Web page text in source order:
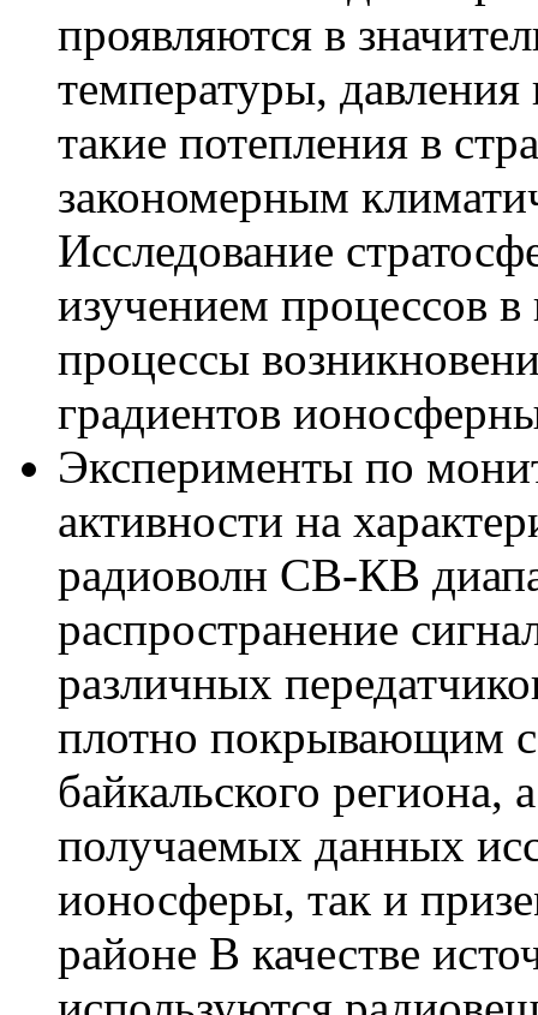
проявляются в
температуры, давления
такие потепления в
закономерным
Исследование
изучением процессов
процессы
градиентов
Эксперименты по
активности на
радиоволн СВ-КВ
распространение
различных
плотно покрывающим
байкальского
получаемых данных
ионосферы, так и
районе В качестве